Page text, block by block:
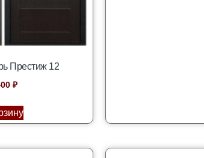
Престиж 12
₽